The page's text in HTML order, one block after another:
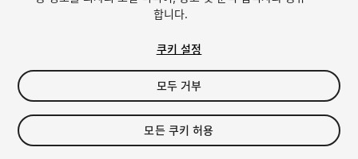
$15
세금/부가세는 결제 시 반영됩니다.
합니다.
쿠키 설정
모두 거부
모든 쿠키 허용